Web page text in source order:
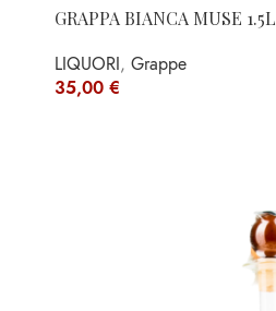
GRAPPA BIANCA MUSE 1.5L
LIQUORI, Grappe
35,00 €